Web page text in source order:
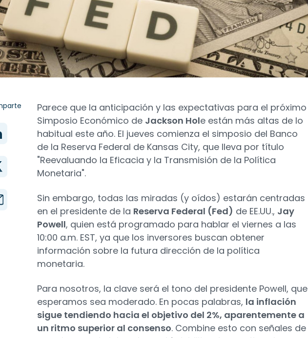
Parece que la anticipación y las expectativas para el próximo
Simposio Económico de Jackson Hole están más altas de lo
habitual este año. El jueves comienza el simposio del Banco
de la Reserva Federal de Kansas City, que lleva por título
"Reevaluando la Eficacia y la Transmisión de la Política
Monetaria".
Sin embargo, todas las miradas (y oídos) estarán centradas
en el presidente de la Reserva Federal (Fed) de EE.UU., Jay
Powell, quien está programado para hablar el viernes a las
10:00 a.m. EST, ya que los inversores buscan obtener
información sobre la futura dirección de la política
monetaria.
Para nosotros, la clave será el tono del presidente Powell, que
esperamos sea moderado. En pocas palabras, la inflación
sigue tendiendo hacia el objetivo del 2%, aparentemente a
un ritmo superior al consenso. Combine esto con señales de